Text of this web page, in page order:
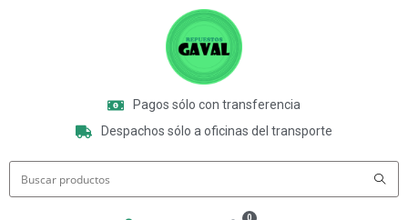
Pagos sólo con transferencia
Despachos sólo a oficinas del transporte
0